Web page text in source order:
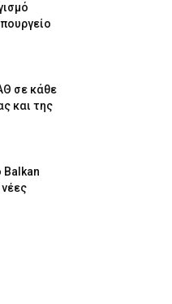
σε κάθε
και της
Balkan